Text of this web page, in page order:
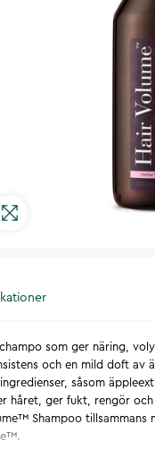
som ger näring,
och en mild doft av
såsom
håret, ger fukt, rengör och
Shampoo tillsammans